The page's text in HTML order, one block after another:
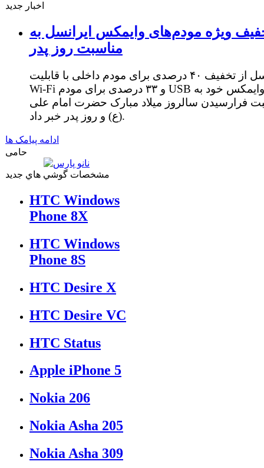
اخبار جدید
ویژه مودم‌های وایمکس ایرانسل به
مناسبت روز پدر
ایرانسل از تخفیف ۴۰ درصدی برای مودم داخلی با قابلیت
Wi-Fi و ۳۳ درصدی برای مودم USB وایمکس خود به
فرارسیدن سالروز میلاد مبارک حضرت امام علی
(ع) و روز پدر خبر داد.
ادامه پیامک ها
حامی
مشخصات گوشي هاي جديد
HTC Windows
Phone 8X
HTC Windows
Phone 8S
HTC Desire X
HTC Desire VC
HTC Status
Apple iPhone 5
Nokia 206
Nokia Asha 205
Nokia Asha 309